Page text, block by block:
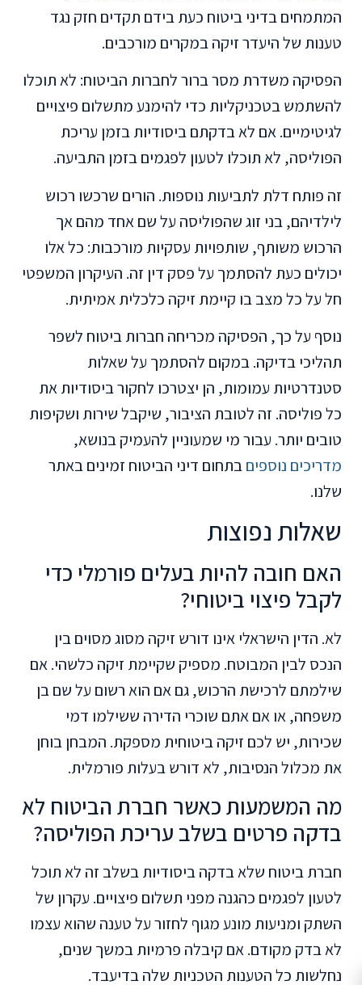
המתמחים בדיני ביטוח כעת בידם תקדים חזק נגד
טענות של היעדר זיקה במקרים מורכבים.
הפסיקה משדרת מסר ברור לחברות הביטוח: לא תוכלו
להשתמש בטכניקליות כדי להימנע מתשלום פיצויים
לגיטימיים. אם לא בדקתם ביסודיות בזמן עריכת
הפוליסה, לא תוכלו לטעון לפגמים בזמן התביעה.
זה פותח דלת לתביעות נוספות. הורים שרכשו רכוש
לילדיהם, בני זוג שהפוליסה על שם אחד מהם אך
הרכוש משותף, שותפויות עסקיות מורכבות: כל אלו
יכולים כעת להסתמך על פסק דין זה. העיקרון המשפטי
חל על כל מצב בו קיימת זיקה כלכלית אמיתית.
נוסף על כך, הפסיקה מכריחה חברות ביטוח לשפר
תהליכי בדיקה. במקום להסתמך על שאלות
סטנדרטיות עמומות, הן יצטרכו לחקור ביסודיות את
כל פוליסה. זה לטובת הציבור, שיקבל שירות ושקיפות
טובים יותר. עבור מי שמעוניין להעמיק בנושא,
מדריכים נוספיםבתחום דיני הביטוח זמינים באתר
שלנו.
שאלות נפוצות
האם חובה להיות בעלים פורמלי כדי
לקבל פיצוי ביטוחי?
לא. הדין הישראלי אינו דורש זיקה מסוג מסוים בין
הנכס לבין המבוטח. מספיק שקיימת זיקה כלשהי. אם
שילמתם לרכישת הרכוש, גם אם הוא רשום על שם בן
משפחה, או אם אתם שוכרי הדירה ששילמו דמי
שכירות, יש לכם זיקה ביטוחית מספקת. המבחן בוחן
את מכלול הנסיבות, לא דורש בעלות פורמלית.
מה המשמעות כאשר חברת הביטוח לא
בדקה פרטים בשלב עריכת הפוליסה?
חברת ביטוח שלא בדקה ביסודיות בשלב זה לא תוכל
לטעון לפגמים כהגנה מפני תשלום פיצויים. עקרון של
השתק ומניעות מונע מגוף לחזור על טענה שהוא עצמו
לא בדק מקודם. אם קיבלה פרמיות במשך שנים,
נחלשות כל הטענות הטכניות שלה בדיעבד.